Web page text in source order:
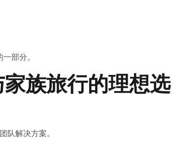
部分。
族旅行的理想选
解决方案。